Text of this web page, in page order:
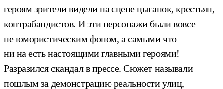
героям зрители видели на сцене цыганок, крестьян,
контрабандистов. И эти персонажи были вовсе
не юмористическим фоном, а самыми что
ни на есть настоящими главными героями!
Разразился скандал в прессе. Сюжет называли
пошлым за демонстрацию реальности улиц,